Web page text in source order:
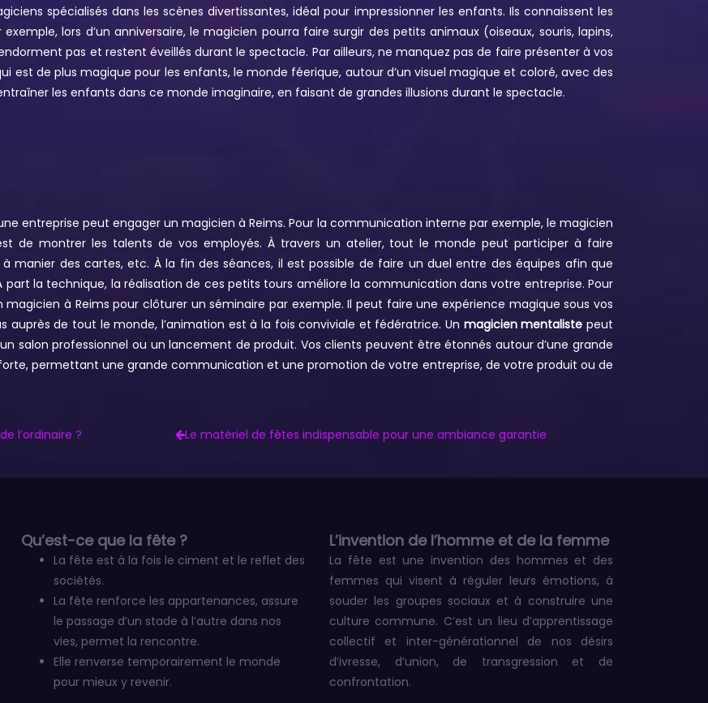
spécialisés dans les scènes divertissantes, idéal pour impressionner les enfants. Ils connaissent les
lors d’un anniversaire, le magicien pourra faire surgir des petits animaux (oiseaux, souris, lapins,
pas et restent éveillés durant le spectacle. Par ailleurs, ne manquez pas de faire présenter à vos
est de plus magique pour les enfants, le monde féerique, autour d’un visuel magique et coloré, avec des
les enfants dans ce monde imaginaire, en faisant de grandes illusions durant le spectacle.
entreprise peut engager un magicien à Reims. Pour la communication interne par exemple, le magicien
de montrer les talents de vos employés. À travers un atelier, tout le monde peut participer à faire
manier des cartes, etc. À la fin des séances, il est possible de faire un duel entre des équipes afin que
part la technique, la réalisation de ces petits tours améliore la communication dans votre entreprise. Pour
à Reims pour clôturer un séminaire par exemple. Il peut faire une expérience magique sous vos
auprès de tout le monde, l’animation est à la fois conviviale et fédératrice. Un magicien mentaliste peut
salon professionnel ou un lancement de produit. Vos clients peuvent être étonnés autour d’une grande
permettant une grande communication et une promotion de votre entreprise, de votre produit ou de
l’ordinaire ? Le matériel de fêtes indispensable pour une ambiance garantie
Qu’est-ce que la fête ?
La fête est à la fois le ciment et le reflet des
sociétés.
La fête renforce les appartenances, assure
le passage d’un stade à l’autre dans nos
vies, permet la rencontre.
Elle renverse temporairement le monde
pour mieux y revenir.
L’invention de l’homme et de la femme
La fête est une invention des hommes et des
femmes qui visent à réguler leurs émotions, à
souder les groupes sociaux et à construire une
culture commune. C’est un lieu d’apprentissage
collectif et inter-générationnel de nos désirs
d’ivresse, d’union, de transgression et de
confrontation.